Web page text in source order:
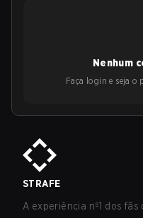
Nenhum
Faça login e seja o
STRAFE
A experiência nº1 dos